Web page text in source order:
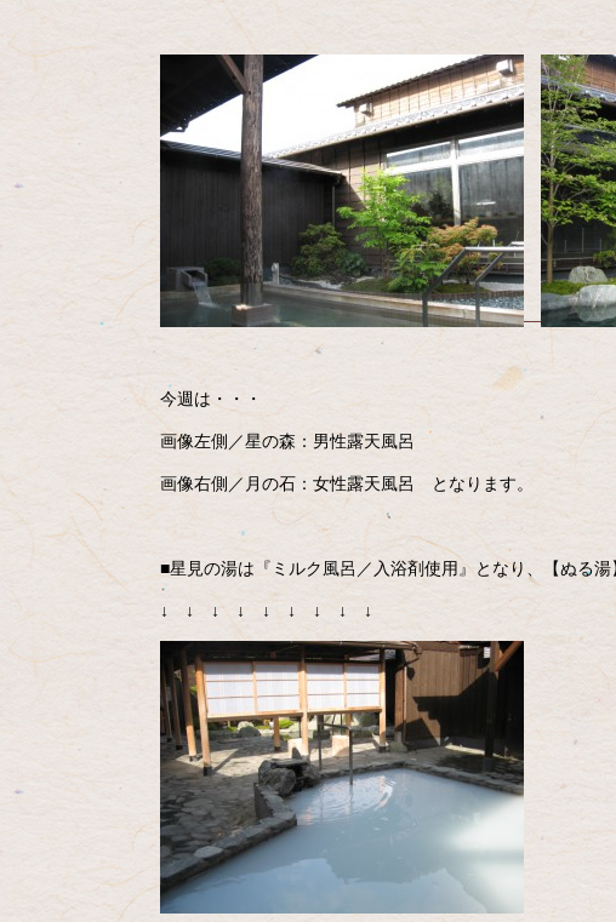
今週は・・・
画像左側／星の森：男性露天風呂
画像右側／月の石：女性露天風呂 となります。
■星見の湯は『ミルク風呂／入浴剤使用』となり、【ぬる
↓ ↓ ↓ ↓ ↓ ↓ ↓ ↓ ↓